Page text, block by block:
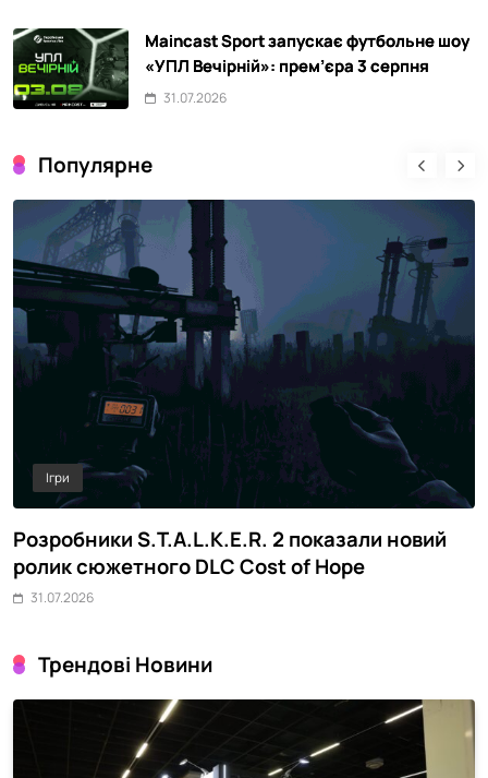
Maincast Sport запускає футбольне шоу
«УПЛ Вечірній»: прем’єра 3 серпня
31.07.2026
Популярне
Ігри
Розробники S.T.A.L.K.E.R. 2 показали новий
ролик сюжетного DLC Cost of Hope
31.07.2026
Трендові Новини